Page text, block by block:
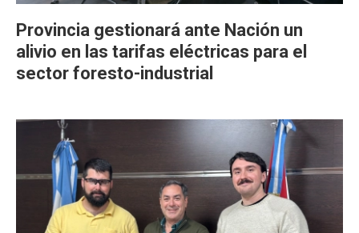
Provincia gestionará ante Nación un
alivio en las tarifas eléctricas para el
sector foresto-industrial